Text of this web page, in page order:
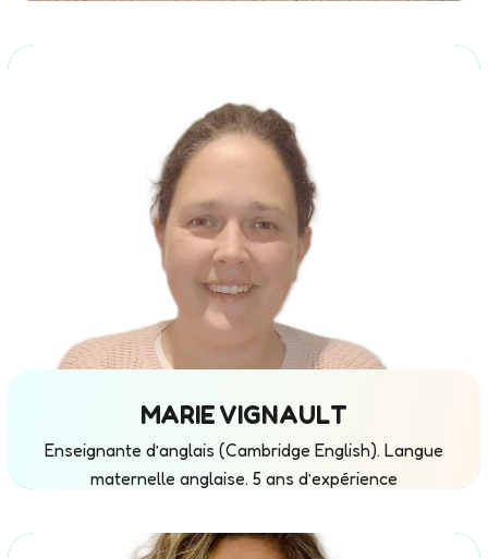
MARIE VIGNAULT
Enseignante d’anglais (Cambridge English). Langue
maternelle anglaise. 5 ans d’expérience